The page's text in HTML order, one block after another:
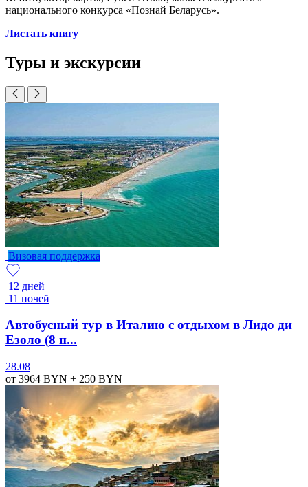
национального конкурса «Познай Беларусь».
Листать книгу
Туры и экскурсии
Визовая поддержка
12 дней
11 ночей
Автобусный тур в Италию с отдыхом в Лидо ди
Езоло (8 н...
28.08
от 3964 BYN + 250 BYN